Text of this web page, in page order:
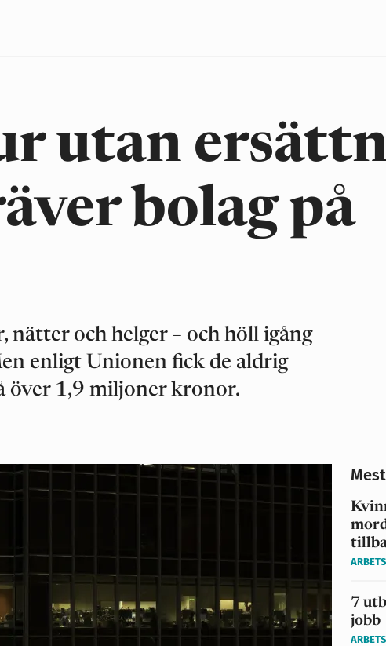
utan
bolag på
och helger – och höll igång
enligt Unionen fick de aldrig
över 1,9 miljoner kronor.
7
jobb